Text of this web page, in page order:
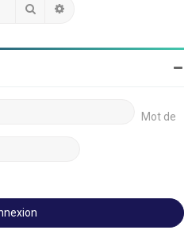
Rechercher
Mot de